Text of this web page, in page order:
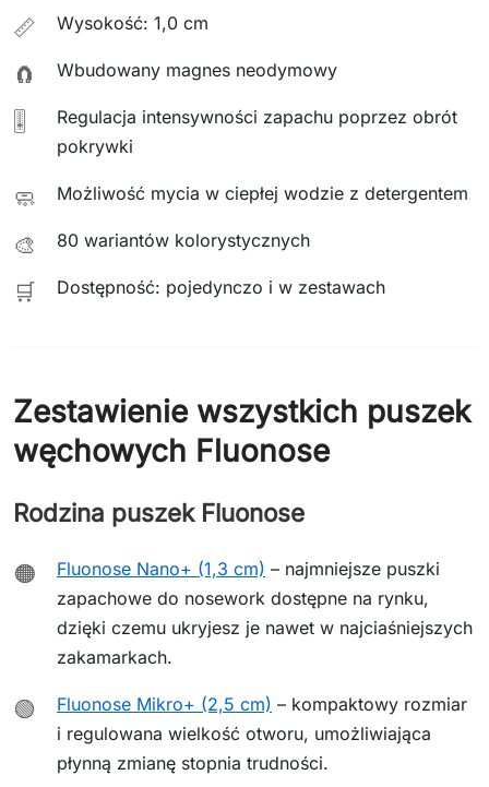
📏 Wysokość: 1,0 cm
🧲 Wbudowany magnes neodymowy
🎚️
Regulacja intensywności zapachu poprzez obrót
pokrywki
🧼 Możliwość mycia w ciepłej wodzie z detergentem
🎨 80 wariantów kolorystycznych
🛒 Dostępność: pojedynczo i w zestawach
Zestawienie wszystkich puszek
węchowych Fluonose
Rodzina puszek Fluonose
🟠 Fluonose Nano+ (1,3 cm) – najmniejsze puszki
zapachowe do nosework dostępne na rynku,
dzięki czemu ukryjesz je nawet w najciaśniejszych
zakamarkach.
🟢 Fluonose Mikro+ (2,5 cm) – kompaktowy rozmiar
i regulowana wielkość otworu, umożliwiająca
płynną zmianę stopnia trudności.